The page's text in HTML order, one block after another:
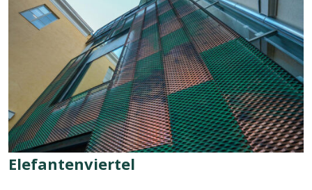
Elefantenviertel